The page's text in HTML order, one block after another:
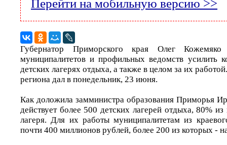
Перейти на мобильную версию >>
Губернатор Приморского края Олег Кожемяко
муниципалитетов и профильных ведомств усилить
детских лагерях отдыха, а также в целом за их
региона дал в понедельник, 23 июня.
Как доложила замминистра образования Приморья
действует более 500 детских лагерей отдыха, 80%
лагеря. Для их работы муниципалитетам из
почти 400 миллионов рублей, более 200 из которых -